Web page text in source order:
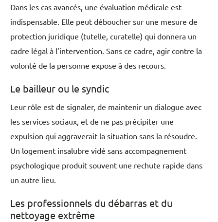
Dans les cas avancés, une évaluation médicale est
indispensable. Elle peut déboucher sur une mesure de
protection juridique (tutelle, curatelle) qui donnera un
cadre légal à l’intervention. Sans ce cadre, agir contre la
volonté de la personne expose à des recours.
Le bailleur ou le syndic
Leur rôle est de signaler, de maintenir un dialogue avec
les services sociaux, et de ne pas précipiter une
expulsion qui aggraverait la situation sans la résoudre.
Un logement insalubre vidé sans accompagnement
psychologique produit souvent une rechute rapide dans
un autre lieu.
Les professionnels du débarras et du
nettoyage extrême